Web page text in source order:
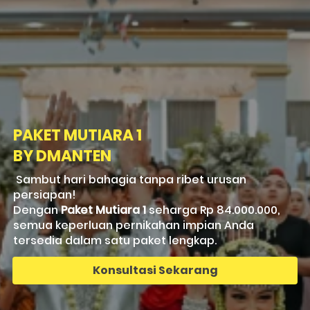
PAKET MUTIARA 1
BY DMANTEN
Sambut hari bahagia tanpa ribet urusan
persiapan!
Dengan Paket Mutiara 1 seharga Rp 84.000.000,
semua keperluan pernikahan impian Anda
tersedia dalam satu paket lengkap.
`Konsultasi Sekarang